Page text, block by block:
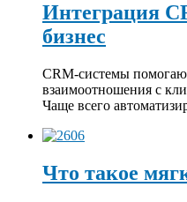
Интеграция
бизнес
CRM-системы
взаимоотношения с
Чаще всего
Что такое